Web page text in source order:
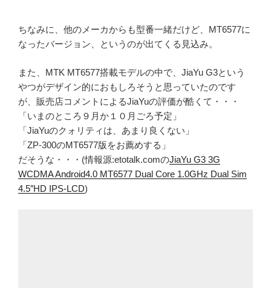
ちなみに、他のメーカからも型番一緒だけど、MT6577に
なったバージョン、というのが出てくる見込み。
また、MTK MT6577搭載モデルの中で、JiaYu G3という
やつがデザイン的におもしろそうと思っていたのです
が、販売店コメントによるJiaYuの評価が酷くて・・・
「いまのところ９月か１０月ごろ予定」
「JiaYuのクォリティは、あまり良くない」
「ZP-300のMT6577版をお薦めする」
だそうな・・・(情報源:etotalk.comのJiaYu G3 3G
WCDMA Android4.0 MT6577 Dual Core 1.0GHz Dual Sim
4.5″HD IPS-LCD)